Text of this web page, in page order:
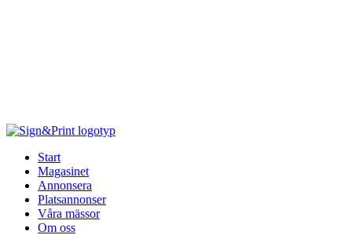
Start
Magasinet
Annonsera
Platsannonser
Våra mässor
Om oss